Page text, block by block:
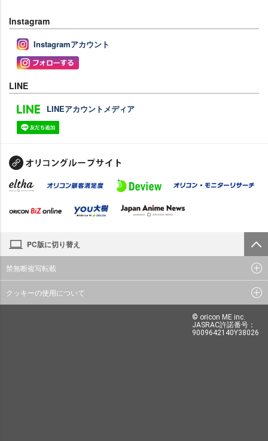
Instagram
Instagramアカウント
LINE
LINEアカウントメディア
PC版に切り替え
禁無断複写転載
クッキーの使用について
© oricon ME inc.
JASRAC許諾番号：
9009642140Y38026